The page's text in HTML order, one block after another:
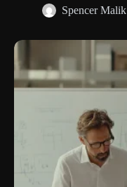
Spencer Malik